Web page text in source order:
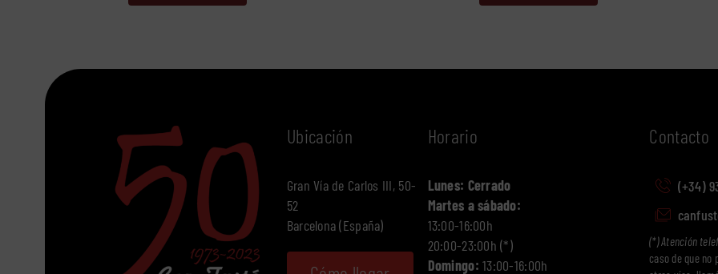
Ubicación
Gran Vía de Carlos III, 50-
52
Barcelona (España)
Horario
Lunes: Cerrado
Martes a sábado:
13:00-16:00h
20:00-23:00h (*)
Domingo: 13:00-16:00h
Contacto
(+34)
(*) Atención
caso de que no